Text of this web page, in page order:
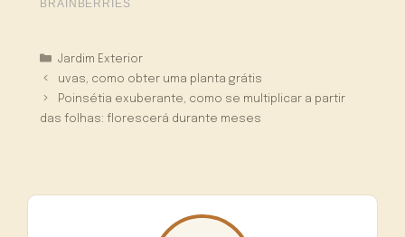
Categorias
Jardim Exterior
uvas, como obter uma planta grátis
Poinsétia exuberante, como se multiplicar a partir
das folhas: florescerá durante meses